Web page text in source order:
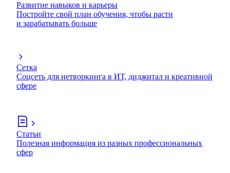
Развитие навыков и карьеры
Постройте свой план обучения, чтобы расти
и зарабатывать больше
Сетка
Соцсеть для нетворкинга в ИТ, диджитал и креативной
сфере
Статьи
Полезная информация из разных профессиональных
сфер